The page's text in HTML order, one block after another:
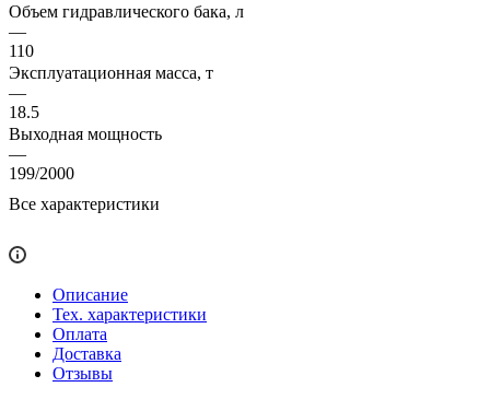
Объем гидравлического бака, л
—
110
Эксплуатационная масса, т
—
18.5
Выходная мощность
—
199/2000
Все характеристики
Описание
Тех. характеристики
Оплата
Доставка
Отзывы